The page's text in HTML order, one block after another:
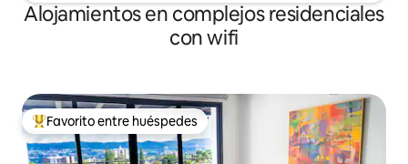
Alojamientos en complejos residenciales
con wifi
Favorito entre los huéspedes más destacados
Favorito entre huéspedes